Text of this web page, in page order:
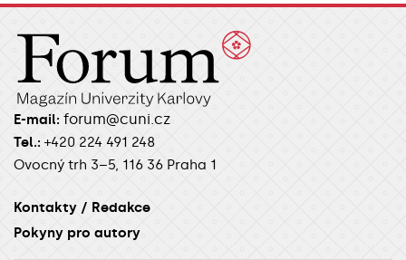
E-mail: forum@cuni.cz
Tel.: +420 224 491 248
Ovocný trh 3–5, 116 36 Praha 1
Kontakty / Redakce
Pokyny pro autory